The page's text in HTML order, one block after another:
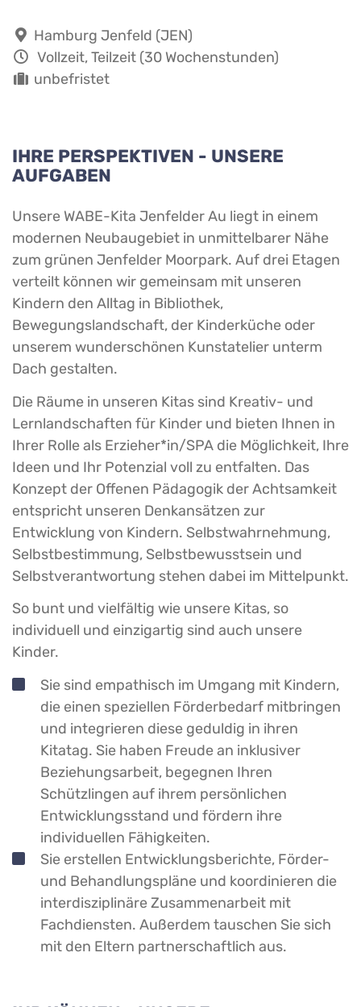
Hamburg Jenfeld (JEN)
Vollzeit, Teilzeit (30 Wochenstunden)
unbefristet
IHRE PERSPEKTIVEN - UNSERE
AUFGABEN
Unsere WABE-Kita Jenfelder Au liegt in einem
modernen Neubaugebiet in unmittelbarer Nähe
zum grünen Jenfelder Moorpark. Auf drei Etagen
verteilt können wir gemeinsam mit unseren
Kindern den Alltag in Bibliothek,
Bewegungslandschaft, der Kinderküche oder
unserem wunderschönen Kunstatelier unterm
Dach gestalten.
Die Räume in unseren Kitas sind Kreativ- und
Lernlandschaften für Kinder und bieten Ihnen in
Ihrer Rolle als Erzieher*in/SPA die Möglichkeit, Ihre
Ideen und Ihr Potenzial voll zu entfalten. Das
Konzept der Offenen Pädagogik der Achtsamkeit
entspricht unseren Denkansätzen zur
Entwicklung von Kindern. Selbstwahrnehmung,
Selbstbestimmung, Selbstbewusstsein und
Selbstverantwortung stehen dabei im Mittelpunkt.
So bunt und vielfältig wie unsere Kitas, so
individuell und einzigartig sind auch unsere
Kinder.
Sie sind empathisch im Umgang mit Kindern,
die einen speziellen Förderbedarf mitbringen
und integrieren diese geduldig in ihren
Kitatag. Sie haben Freude an inklusiver
Beziehungsarbeit, begegnen Ihren
Schützlingen auf ihrem persönlichen
Entwicklungsstand und fördern ihre
individuellen Fähigkeiten.
Sie erstellen Entwicklungsberichte, Förder-
und Behandlungspläne und koordinieren die
interdisziplinäre Zusammenarbeit mit
Fachdiensten. Außerdem tauschen Sie sich
mit den Eltern partnerschaftlich aus.